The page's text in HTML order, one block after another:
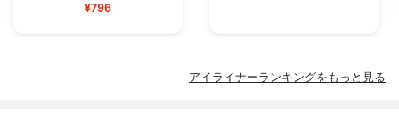
¥796
アイライナーランキングをもっと見る